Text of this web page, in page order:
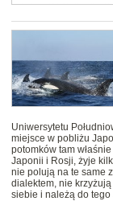
Uniwersytetu
miejsce w pobliżu
potomków tam
Japonii i Rosji, żyje
nie polują na te same
dialektem, nie
siebie i należą do